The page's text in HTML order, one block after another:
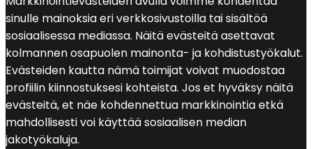
sinulle mainoksia eri verkkosivustoilla tai sisältöä
sosiaalisessa mediassa. Näitä evästeitä asettavat
kolmannen osapuolen mainonta- ja kohdistustyökalut.
Evästeiden kautta nämä toimijat voivat muodostaa
profiilin kiinnostuksesi kohteista. Jos et hyväksy näitä
evästeitä, et näe kohdennettua markkinointia etkä
mahdollisesti voi käyttää sosiaalisen median
jakotyökaluja.